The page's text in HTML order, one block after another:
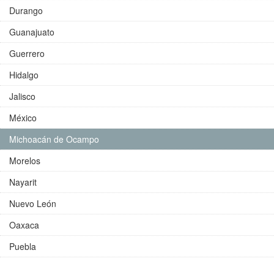
Durango
Guanajuato
Guerrero
Hidalgo
Jalisco
México
Michoacán de Ocampo
Morelos
Nayarit
Nuevo León
Oaxaca
Puebla